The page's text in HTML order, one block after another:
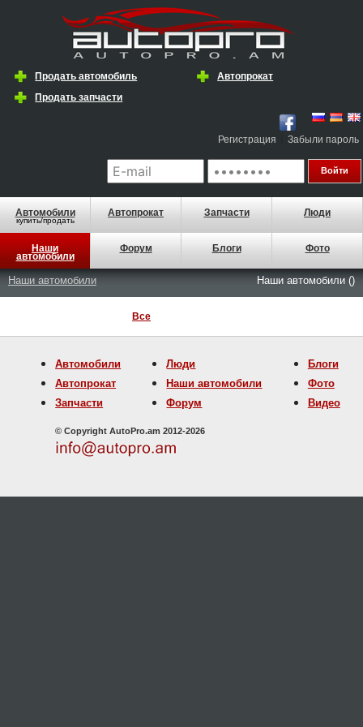
Продать автомобиль
Автопрокат
Продать запчасти
Регистрация Забыли пароль
Автомобили
купить/продать
Автопрокат Запчасти Люди
Наши
автомобили
Форум Блоги Фото
Наши автомобили Наши автомобили ()
Все
Автомобили
Автопрокат
Запчасти
Люди
Наши автомобили
Форум
Блоги
Фото
Видео
© Copyright AutoPro.am 2012-2026